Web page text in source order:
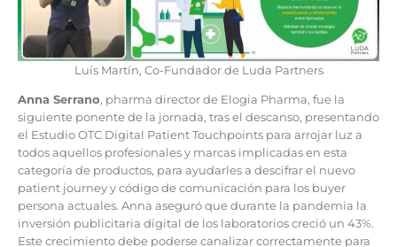
Luís Martín, Co-Fundador de Luda Partners
Anna Serrano, pharma director de Elogia Pharma, fue la
siguiente ponente de la jornada, tras el descanso, presentando
el Estudio OTC Digital Patient Touchpoints para arrojar luz a
todos aquellos profesionales y marcas implicadas en esta
categoría de productos, para ayudarles a descifrar el nuevo
patient journey y código de comunicación para los buyer
persona actuales. Anna aseguró que durante la pandemia la
inversión publicitaria digital de los laboratorios creció un 43%.
Este crecimiento debe poderse canalizar correctamente para